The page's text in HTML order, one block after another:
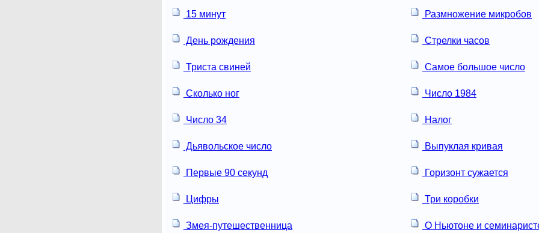
15 минут Размножение микробов
День рождения Стрелки часов
Триста свиней Самое большое число
Сколько ног Число 1984
Число 34 Налог
Дьявольское число Выпуклая кривая
Первые 90 секунд Горизонт сужается
Цифры Три коробки
Змея-путешественница О Ньютоне и